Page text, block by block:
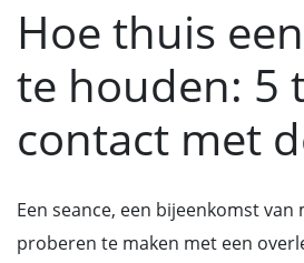
Hoe thuis
te houden: 5
contact met
Een seance, een bijeenkomst
proberen te maken met een